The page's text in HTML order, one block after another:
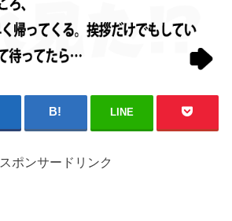
LINE
スポンサードリンク